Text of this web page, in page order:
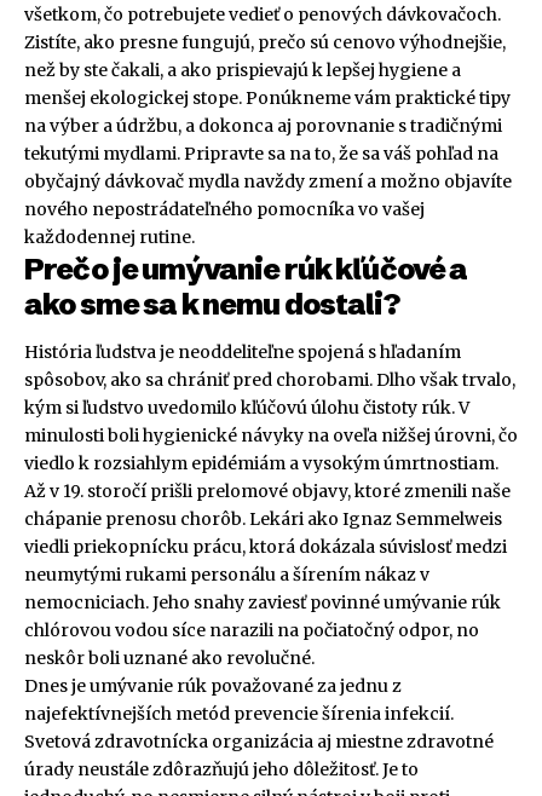
všetkom, čo potrebujete vedieť o penových dávkovačoch.
Zistíte, ako presne fungujú, prečo sú cenovo výhodnejšie,
než by ste čakali, a ako prispievajú k lepšej hygiene a
menšej ekologickej stope. Ponúkneme vám praktické tipy
na výber a údržbu, a dokonca aj porovnanie s tradičnými
tekutými mydlami. Pripravte sa na to, že sa váš pohľad na
obyčajný dávkovač mydla navždy zmení a možno objavíte
nového nepostrádateľného pomocníka vo vašej
každodennej rutine.
Prečo je umývanie rúk kľúčové a
ako sme sa k nemu dostali?
História ľudstva je neoddeliteľne spojená s hľadaním
spôsobov, ako sa chrániť pred chorobami. Dlho však trvalo,
kým si ľudstvo uvedomilo kľúčovú úlohu čistoty rúk. V
minulosti boli hygienické návyky na oveľa nižšej úrovni, čo
viedlo k rozsiahlym epidémiám a vysokým úmrtnostiam.
Až v 19. storočí prišli prelomové objavy, ktoré zmenili naše
chápanie prenosu chorôb. Lekári ako Ignaz Semmelweis
viedli priekopnícku prácu, ktorá dokázala súvislosť medzi
neumytými rukami personálu a šírením nákaz v
nemocniciach. Jeho snahy zaviesť povinné umývanie rúk
chlórovou vodou síce narazili na počiatočný odpor, no
neskôr boli uznané ako revolučné.
Dnes je umývanie rúk považované za jednu z
najefektívnejších metód prevencie šírenia infekcií.
Svetová zdravotnícka organizácia aj miestne zdravotné
úrady neustále zdôrazňujú jeho dôležitosť. Je to